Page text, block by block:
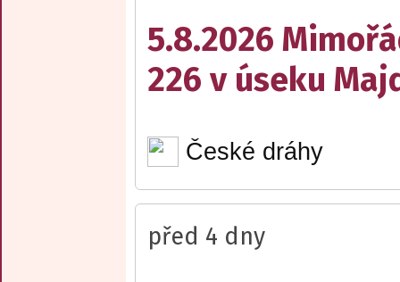
5.8.2026
226 v úseku
České dráhy
před 4 dny